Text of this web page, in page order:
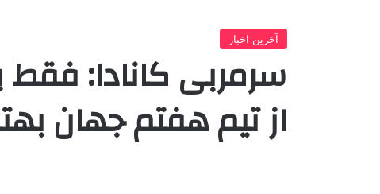
آخرین اخبار
سرمربی کانادا:
از تیم هفتم جهان